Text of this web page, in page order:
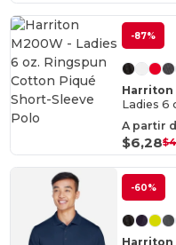
-87%
Harriton
A partir
$6,28
-60%
Harriton